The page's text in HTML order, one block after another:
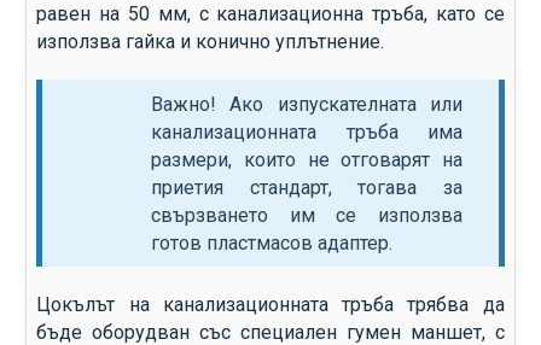
равен на 50 мм, с канализационна тръба, като се
използва гайка и конично уплътнение.
Важно! Ако изпускателната или
канализационната тръба има
размери, които не отговарят на
приетия стандарт, тогава за
свързването им се използва
готов пластмасов адаптер.
Цокълът на канализационната тръба трябва да
бъде оборудван със специален гумен маншет, с